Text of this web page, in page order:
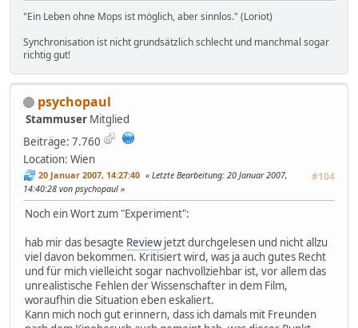
"Ein Leben ohne Mops ist möglich, aber sinnlos." (Loriot)
Synchronisation ist nicht grundsätzlich schlecht und manchmal sogar
richtig gut!
psychopaul
Stammuser Mitglied
Beiträge: 7.760
Location: Wien
20 Januar 2007, 14:27:40 #104
Letzte Bearbeitung: 20 Januar 2007,
14:40:28 von psychopaul
Noch ein Wort zum "Experiment":
hab mir das besagte Reviewjetzt durchgelesen und nicht allzu
viel davon bekommen. Kritisiert wird, was ja auch gutes Recht
und für mich vielleicht sogar nachvollziehbar ist, vor allem das
unrealistische Fehlen der Wissenschafter in dem Film,
woraufhin die Situation eben eskaliert.
Kann mich noch gut erinnern, dass ich damals mit Freunden